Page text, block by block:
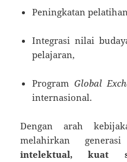
Peningkatan
Integrasi nilai
pelajaran,
Program Global
internasional.
Dengan arah
melahirkan
intelektual, kuat